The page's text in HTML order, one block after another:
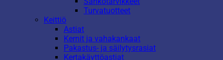
Turvatuotteet
Keittiö
Astiat
Kernit ja vahakankaat
Pakastus- ja säilytysrasiat
Kertakäyttöastiat